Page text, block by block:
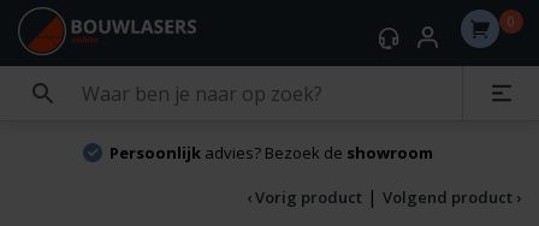
0
Persoonlijkadvies? Bezoek de showroom
‹ Vorig product | Volgend product ›